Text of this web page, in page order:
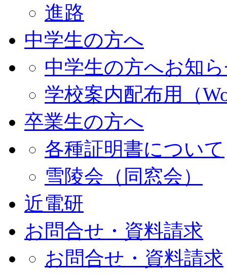
進路
中学生の方へ
中学生の方へお知
学校案内配布用（
卒業生の方へ
各種証明書について
雪陵会（同窓会）
近電研
お問合せ・資料請求
お問合せ・資料請求